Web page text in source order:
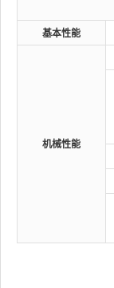
基本性能
机械性能